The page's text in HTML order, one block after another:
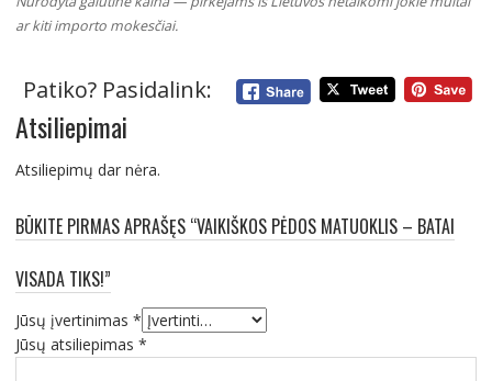
ar kiti importo mokesčiai.
Patiko? Pasidalink:
Atsiliepimai
Atsiliepimų dar nėra.
BŪKITE PIRMAS APRAŠĘS “VAIKIŠKOS PĖDOS MATUOKLIS – BATAI
VISADA TIKS!”
Jūsų įvertinimas *
Jūsų atsiliepimas *